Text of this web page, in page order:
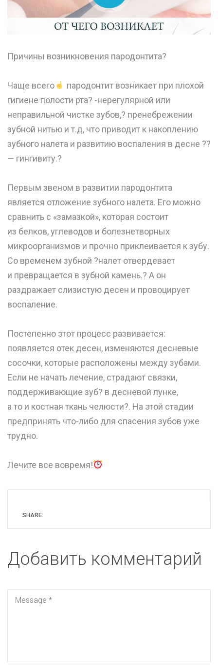
Причины возникновения пародонтита?
Чаще всего
пародонтит возникает при плохой
гигиене полости рта? -нерегулярной или
неправильной чистке зубов,? пренебрежении
зубной нитью и т.д, что приводит к накоплению
зубного налета и развитию воспаления в десне ??
— гингивиту.?
Первым звеном в развитии пародонтита
является отложение зубного налета. Его можно
сравнить с «замазкой», которая состоит
из белков, углеводов и болезнетворных
микроорганизмов и прочно приклеивается к зубу.
Со временем зубной ?налет отвердевает
и превращается в зубной камень.? А он
раздражает слизистую десен и провоцирует
воспаление.
Постепенно этот процесс развивается:
появляется отек десен, изменяются десневые
сосочки, которые расположены между зубами.
Если не начать лечение, страдают связки,
поддерживающие зуб? в десневой лунке,
а то и костная ткань челюсти?. На этой стадии
предпринять что-либо для спасения зубов уже
трудно.
Лечите все вовремя!
SHARE:
Добавить комментарий